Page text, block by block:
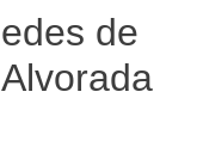
de